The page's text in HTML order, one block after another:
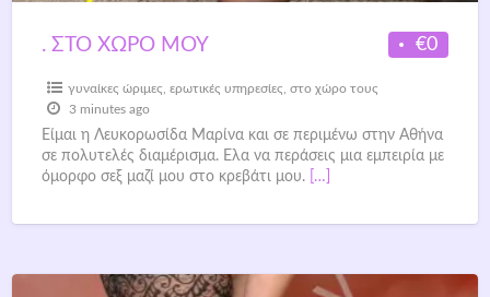
€0
. ΣΤΟ ΧΩΡΟ ΜΟΥ
γυναίκες ώριμες ερωτικές υπηρεσίες στο χώρο τους
3 minutes ago
Είμαι η Λευκορωσίδα Μαρίνα και σε περιμένω στην Αθήνα
σε πολυτελές διαμέρισμα. Ελα να περάσεις μια εμπειρία με
όμορφο σεξ μαζί μου στο κρεβάτι μου.
[…]